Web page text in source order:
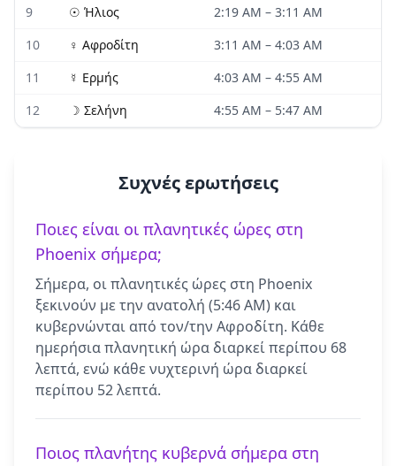
9 ☉ Ήλιος 2:19 AM – 3:11 AM
10
♀ Αφροδίτη 3:11 AM – 4:03 AM
11
☿ Ερμής 4:03 AM – 4:55 AM
12
☽ Σελήνη 4:55 AM – 5:47 AM
Συχνές ερωτήσεις
Ποιες είναι οι πλανητικές ώρες στη
Phoenix σήμερα;
Σήμερα, οι πλανητικές ώρες στη Phoenix
ξεκινούν με την ανατολή (5:46 AM) και
κυβερνώνται από τον/την Αφροδίτη. Κάθε
ημερήσια πλανητική ώρα διαρκεί περίπου 68
λεπτά, ενώ κάθε νυχτερινή ώρα διαρκεί
περίπου 52 λεπτά.
Ποιος πλανήτης κυβερνά σήμερα στη